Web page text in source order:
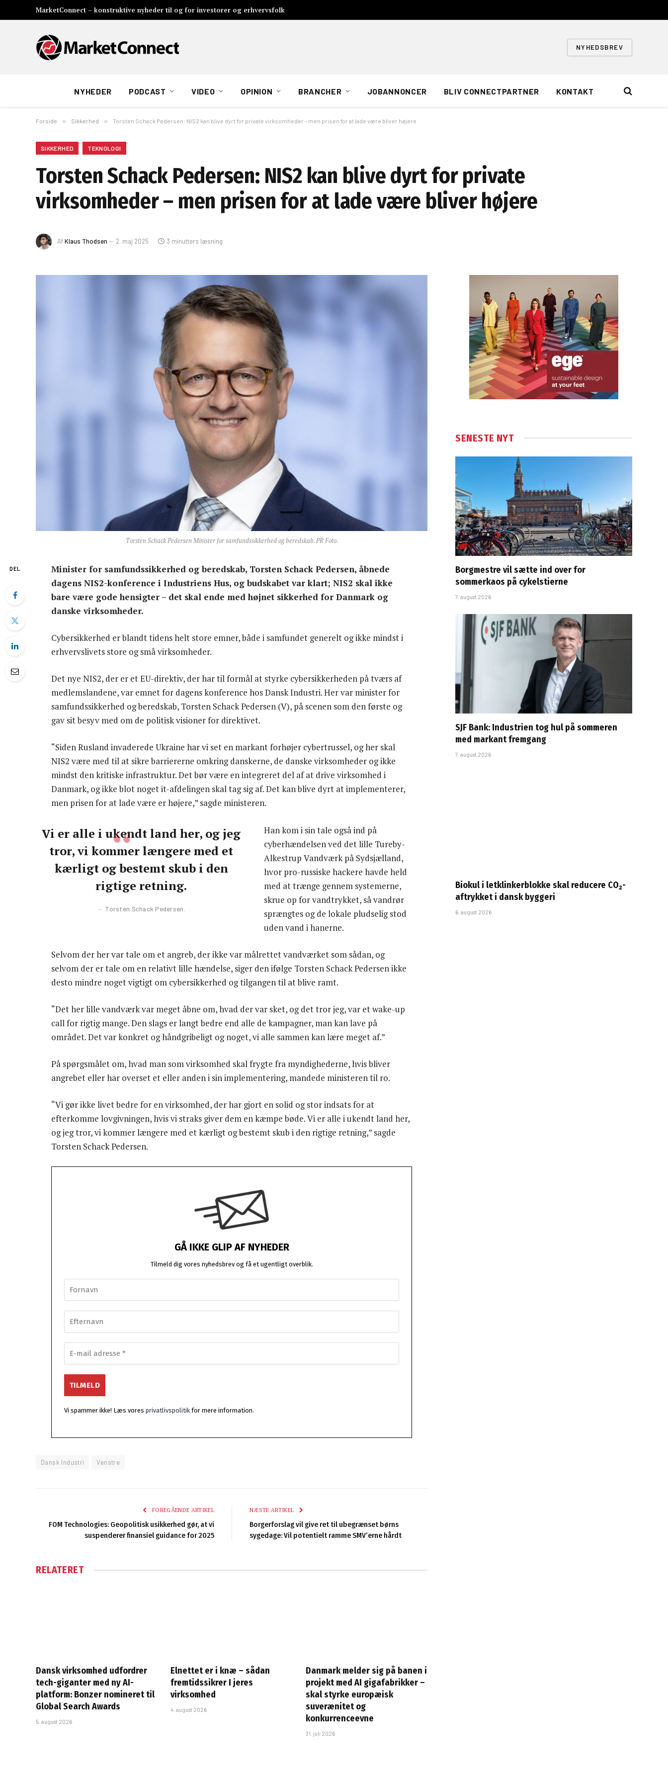
MarketConnect – konstruktive nyheder til og for investorer og erhvervsfolk
NYHEDSBREV
NYHEDER PODCAST VIDEO OPINION BRANCHER JOBANNONCER BLIV CONNECTPARTNER KONTAKT
Forside » Sikkerhed » Torsten Schack Pedersen: NIS2 kan blive dyrt for private virksomheder – men prisen for at lade være bliver højere
SIKKERHED TEKNOLOGI
Torsten Schack Pedersen: NIS2 kan blive dyrt for private
virksomheder – men prisen for at lade være bliver højere
AfKlaus Thodsen 2. maj 2025 3 minutters læsning
Torsten Schack Pedersen Minister for samfundssikkerhed og beredskab. PR Foto.
DEL
Minister for samfundssikkerhed og beredskab, Torsten Schack Pedersen, åbnede
dagens NIS2-konference i Industriens Hus, og budskabet var klart; NIS2 skal ikke
bare være gode hensigter – det skal ende med højnet sikkerhed for Danmark og
danske virksomheder.
Cybersikkerhed er blandt tidens helt store emner, både i samfundet generelt og ikke mindst i
erhvervslivets store og små virksomheder.
Det nye NIS2, der er et EU-direktiv, der har til formål at styrke cybersikkerheden på tværs af
medlemslandene, var emnet for dagens konference hos Dansk Industri. Her var minister for
samfundssikkerhed og beredskab, Torsten Schack Pedersen (V), på scenen som den første og
gav sit besyv med om de politisk visioner for direktivet.
“Siden Rusland invaderede Ukraine har vi set en markant forhøjer cybertrussel, og her skal
NIS2 være med til at sikre barriererne omkring danskerne, de danske virksomheder og ikke
mindst den kritiske infrastruktur. Det bør være en integreret del af at drive virksomhed i
Danmark, og ikke blot noget it-afdelingen skal tag sig af. Det kan blive dyrt at implementerer,
men prisen for at lade være er højere,” sagde ministeren.
Vi er alle i ukendt land her, og jeg
tror, vi kommer længere med et
kærligt og bestemt skub i den
rigtige retning.
Torsten Schack Pedersen.
Han kom i sin tale også ind på
cyberhændelsen ved det lille Tureby-
Alkestrup Vandværk på Sydsjælland,
hvor pro-russiske hackere havde held
med at trænge gennem systemerne,
skrue op for vandtrykket, så vandrør
sprængtes og de lokale pludselig stod
uden vand i hanerne.
Selvom der her var tale om et angreb, der ikke var målrettet vandværket som sådan, og
selvom der er tale om en relativt lille hændelse, siger den ifølge Torsten Schack Pedersen ikke
desto mindre noget vigtigt om cybersikkerhed og tilgangen til at blive ramt.
“Det her lille vandværk var meget åbne om, hvad der var sket, og det tror jeg, var et wake-up
call for rigtig mange. Den slags er langt bedre end alle de kampagner, man kan lave på
området. Det var konkret og håndgribeligt og noget, vi alle sammen kan lære meget af.”
På spørgsmålet om, hvad man som virksomhed skal frygte fra myndighederne, hvis bliver
angrebet eller har overset et eller anden i sin implementering, mandede ministeren til ro.
“Vi gør ikke livet bedre for en virksomhed, der har gjort en solid og stor indsats for at
efterkomme lovgivningen, hvis vi straks giver dem en kæmpe bøde. Vi er alle i ukendt land her,
og jeg tror, vi kommer længere med et kærligt og bestemt skub i den rigtige retning,” sagde
Torsten Schack Pedersen.
GÅ IKKE GLIP AF NYHEDER
Tilmeld dig vores nyhedsbrev og få et ugentligt overblik.
Vi spammer ikke! Læs vores privatlivspolitik for mere information.
Dansk Industri Venstre
FOREGÅENDE ARTIKEL
FOM Technologies: Geopolitisk usikkerhed gør, at vi
suspenderer finansiel guidance for 2025
NÆSTE ARTIKEL
Borgerforslag vil give ret til ubegrænset børns
sygedage: Vil potentielt ramme SMV’erne hårdt
RELATERET
Dansk virksomhed udfordrer
tech-giganter med ny AI-
platform: Bonzer nomineret til
Global Search Awards
5. august 2026
Elnettet er i knæ – sådan
fremtidssikrer I jeres
virksomhed
4. august 2026
Danmark melder sig på banen i
projekt med AI gigafabrikker –
skal styrke europæisk
suverænitet og
konkurrenceevne
31. juli 2026
SENESTE NYT
Borgmestre vil sætte ind over for
sommerkaos på cykelstierne
7. august 2026
SJF Bank: Industrien tog hul på sommeren
med markant fremgang
7. august 2026
Biokul i letklinkerblokke skal reducere CO₂-
aftrykket i dansk byggeri
6. august 2026